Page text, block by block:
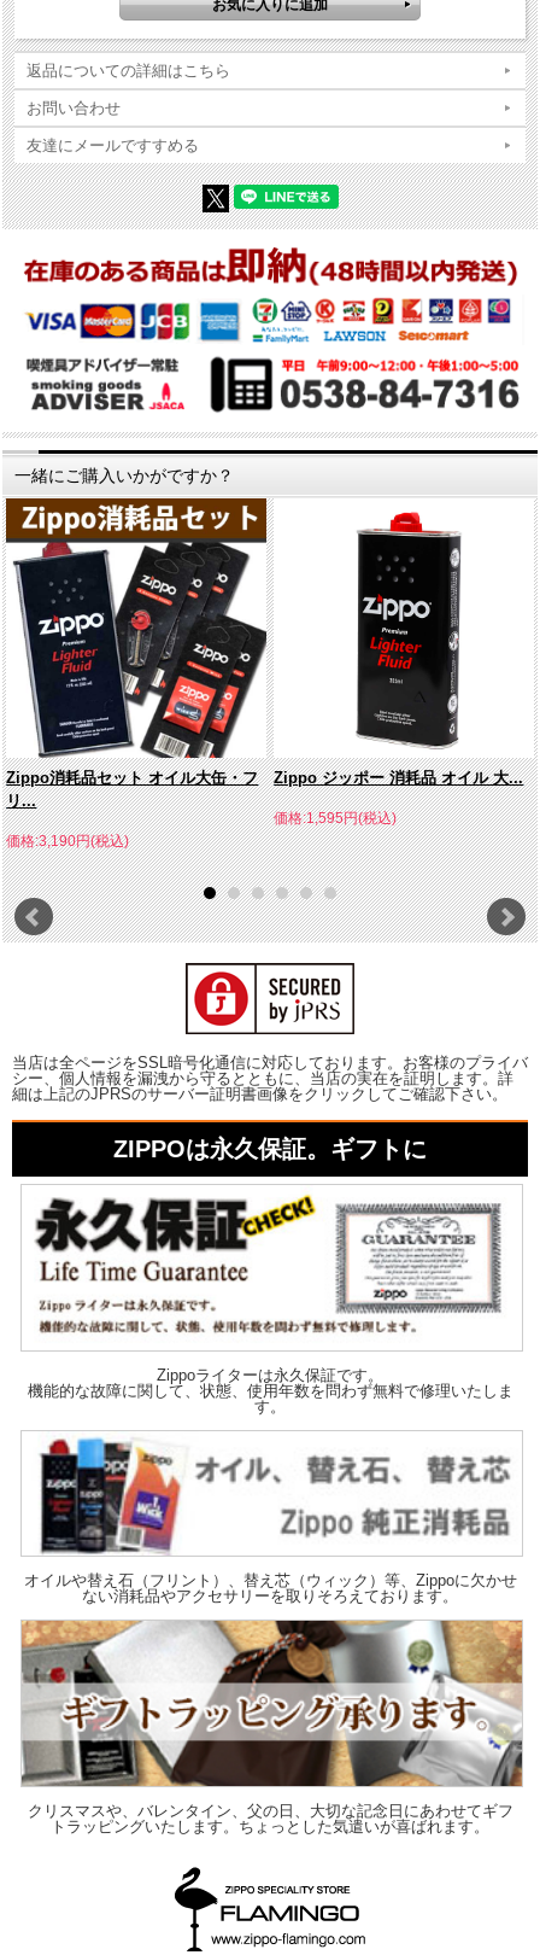
写真やコンディション説明をご確認の上ご購入ください。
返品についての詳細はこちら
お問い合わせ
友達にメールですすめる
一緒にご購入いかがですか？
Zippo消耗品セット オイル大缶・フ
リ...
価格:3,190円(税込)
Zippo ジッポー 消耗品 オイル 大...
価格:1,595円(税込)
当店は全ページをSSL暗号化通信に対応しております。お客様のプライバ
シー、個人情報を漏洩から守るとともに、当店の実在を証明します。詳
細は上記のJPRSのサーバー証明書画像をクリックしてご確認下さい。
ZIPPOは永久保証。ギフトに
Zippoライターは永久保証です。
機能的な故障に関して、状態、使用年数を問わず無料で修理いたしま
す。
オイルや替え石（フリント）、替え芯（ウィック）等、Zippoに欠かせ
ない消耗品やアクセサリーを取りそろえております。
クリスマスや、バレンタイン、父の日、大切な記念日にあわせてギフ
トラッピングいたします。ちょっとした気遣いが喜ばれます。